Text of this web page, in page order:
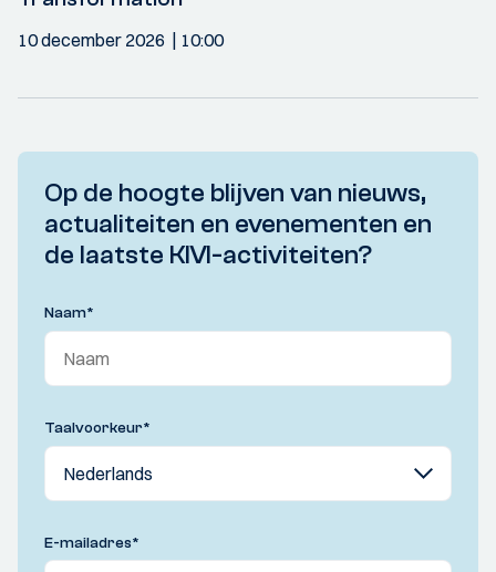
10 december 2026 10:00
Op de hoogte blijven van nieuws,
actualiteiten en evenementen en
de laatste KIVI-activiteiten?
Naam*
Taalvoorkeur*
E-mailadres*